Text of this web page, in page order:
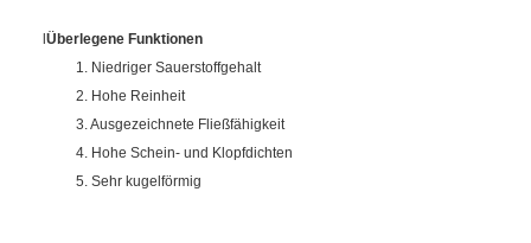
lÜberlegene Funktionen
1. Niedriger Sauerstoffgehalt
2. Hohe Reinheit
3. Ausgezeichnete Fließfähigkeit
4. Hohe Schein- und Klopfdichten
5. Sehr kugelförmig